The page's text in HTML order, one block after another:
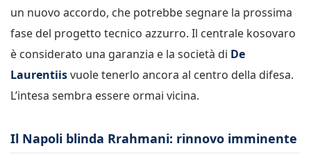
un nuovo accordo, che potrebbe segnare la prossima
fase del progetto tecnico azzurro. Il centrale kosovaro
è considerato una garanzia e la società di De
Laurentiisvuole tenerlo ancora al centro della difesa.
L’intesa sembra essere ormai vicina.
Il Napoli blinda Rrahmani: rinnovo imminente